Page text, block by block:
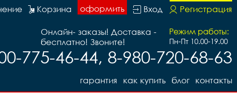
Регистрация
Вход
оформить
Корзина
Режим работы:
Пн-Пт 10.00-19.00
Онлайн- заказы! Доставка -
бесплатно! Звоните!
775-46-44, 8-980-720-68-63
контакты
блог
как купить
гарантия